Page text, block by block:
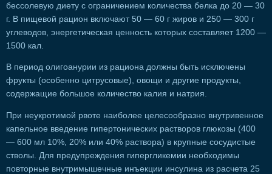
бессолевую диету с ограничением количества белка до 20 — 30
г. В пищевой рацион включают 50 — 60 г жиров и 250 — 300 г
углеводов, энергетическая ценность которых составляет 1200 —
1500 кал.
В период олигоанурии из рациона должны быть исключены
фрукты (особенно цитрусовые), овощи и другие продукты,
содержащие большое количество калия и натрия.
При неукротимой рвоте наиболее целесообразно внутривенное
капельное введение гипертонических растворов глюкозы (400
— 600 мл 10%, 20% или 40% раствора) в крупные сосудистые
стволы. Для предупреждения гипергликемии необходимы
повторные внутримышечные инъекции инсулина из расчета 25